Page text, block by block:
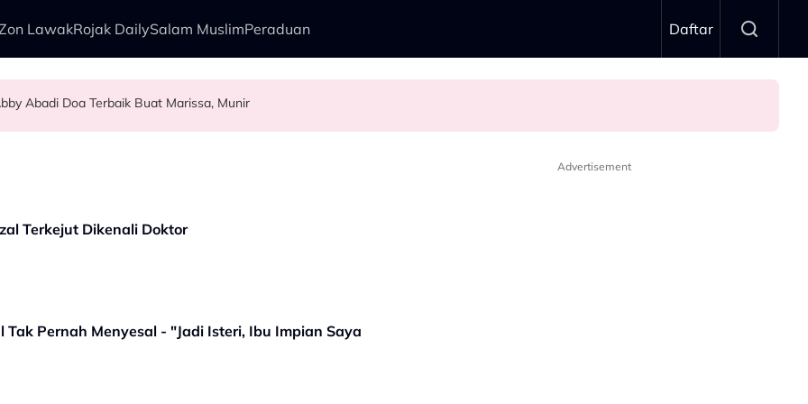
LawakRojak DailySalam MuslimPeraduan Daftar
Doktor
Abadi Doa Terbaik Buat Marissa, Munir
Tahun Ini’ Di BIFF
Anak Yang Sudah Mati
Terkejut Dikenali Doktor
Pernah Menyesal - "Jadi Isteri, Ibu Impian Saya
Advertisement